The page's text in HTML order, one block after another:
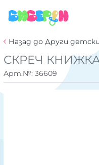
Назад до Други
СКРЕЧ КНИЖКА
Арт.№: 36609